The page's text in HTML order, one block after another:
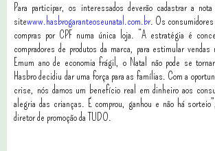
Para participar, os interessados deverão cadastrar a
sitewww.hasbrogaranteoseunatal.com.br. Os
compras por CPF numa única loja. “A estratégia é
compradores de produtos da marca, para estimular vendas
Emum ano de economia frágil, o Natal não pode se
Hasbro decidiu dar uma força para as famílias. Com a
crise, nós damos um benefício real em dinheiro aos
alegria das crianças. É comprou, ganhou e não há
diretor de promoção da TUDO.